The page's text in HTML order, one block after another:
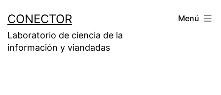
contenido
CONECTOR
Laboratorio de ciencia de la
información y viandadas
Menú